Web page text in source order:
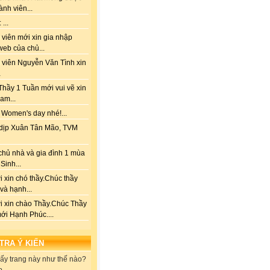
viên...
...
viên mới xin gia nhập
của chủ...
viên Nguyễn Văn Tình xin
1 Tuần mới vui vẽ xin
day nhé!...
Xuân Tân Mão, TVM
nhà và gia đình 1 mùa
xin chó thầy.Chúc thầy
hạnh...
xin chào Thầy.Chúc Thầy
Hạnh Phúc....
Ý KIẾN
trang này như thế nào?